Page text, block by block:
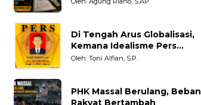
Di Tengah Arus Globalisasi,
Kemana Idealisme Pers
Berpihak?
Oleh: Toni Alfian, S.P.
PHK Massal Berulang, Beban
Rakyat Bertambah